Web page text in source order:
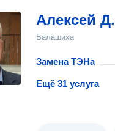
Алексей Д.
Балашиха
Замена ТЭНа
Ещё 31 услуга